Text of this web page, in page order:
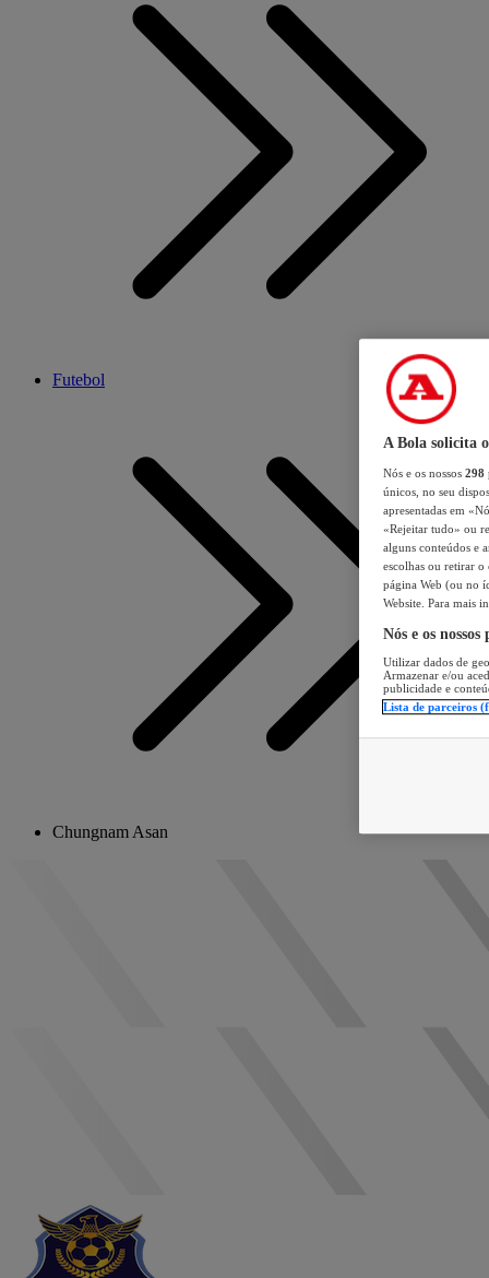
Futebol
Chungnam Asan
A Bola solicita
Nós e os nossos 298
únicos, no seu
apresentadas em
«Rejeitar tudo» ou
alguns conteúdos e
escolhas ou retirar
página Web (ou no
Website. Para mais
Nós e os
Utilizar dados de
Armazenar e/ou
publicidade e
Lista de parceiros